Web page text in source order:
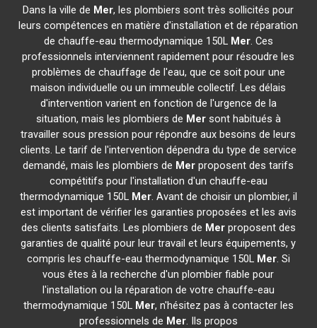
Dans la ville de Mer, les plombiers sont très sollicités pour
leurs compétences en matière d'installation et de réparation
de chauffe-eau thermodynamique 150L Mer. Ces
professionnels interviennent rapidement pour résoudre les
problèmes de chauffage de l'eau, que ce soit pour une
maison individuelle ou un immeuble collectif. Les délais
d'intervention varient en fonction de l'urgence de la
situation, mais les plombiers de Mersont habitués à
travailler sous pression pour répondre aux besoins de leurs
clients. Le tarif de l'intervention dépendra du type de service
demandé, mais les plombiers de Mer proposent des tarifs
compétitifs pour l'installation d'un chauffe-eau
thermodynamique 150L Mer. Avant de choisir un plombier, il
est important de vérifier les garanties proposées et les avis
des clients satisfaits. Les plombiers de Merproposent des
garanties de qualité pour leur travail et leurs équipements, y
compris les chauffe-eau thermodynamique 150L Mer. Si
vous êtes à la recherche d'un plombier fiable pour
l'installation ou la réparation de votre chauffe-eau
thermodynamique 150L Mer, n'hésitez pas à contacter les
professionnels de Mer. Ils propos